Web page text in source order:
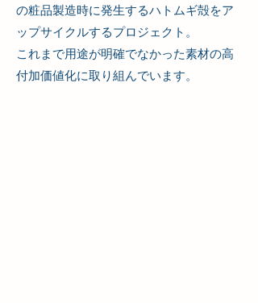
の粧品製造時に発生するハトムギ殻をア
ップサイクルするプロジェクト。
これまで用途が明確でなかった素材の高
付加価値化に取り組んでいます。